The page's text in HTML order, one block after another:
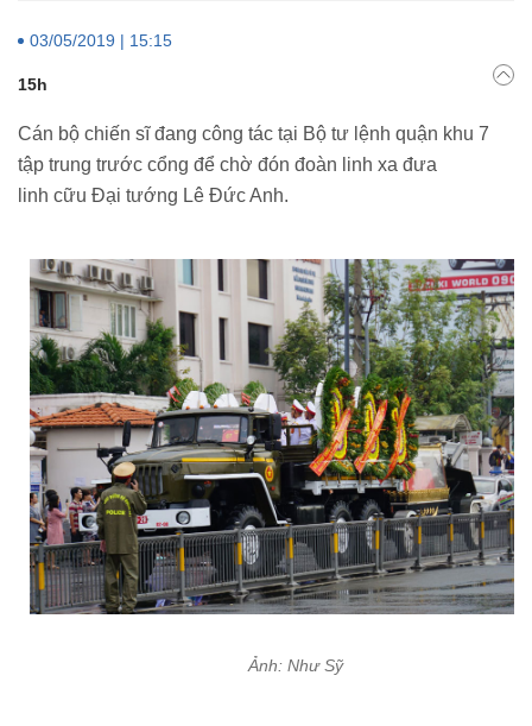
03/05/2019 | 15:15
15h
Cán bộ chiến sĩ đang công tác tại Bộ tư lệnh quận khu 7
tập trung trước cổng để chờ đón đoàn linh xa đưa
linh cữu Đại tướng Lê Đức Anh.
Ảnh: Như Sỹ